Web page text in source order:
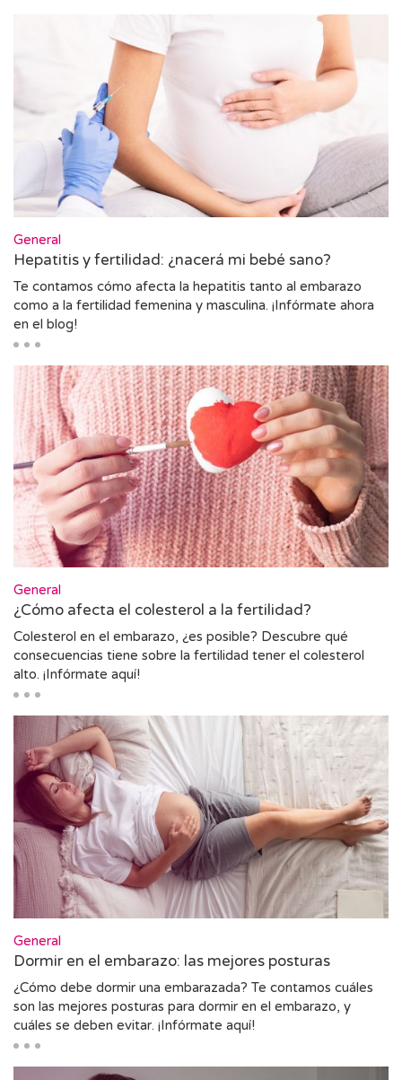
General
Hepatitis y fertilidad: ¿nacerá mi bebé sano?
Te contamos cómo afecta la hepatitis tanto al embarazo
como a la fertilidad femenina y masculina. ¡Infórmate ahora
en el blog!
General
¿Cómo afecta el colesterol a la fertilidad?
Colesterol en el embarazo, ¿es posible? Descubre qué
consecuencias tiene sobre la fertilidad tener el colesterol
alto. ¡Infórmate aquí!
General
Dormir en el embarazo: las mejores posturas
¿Cómo debe dormir una embarazada? Te contamos cuáles
son las mejores posturas para dormir en el embarazo, y
cuáles se deben evitar. ¡Infórmate aquí!